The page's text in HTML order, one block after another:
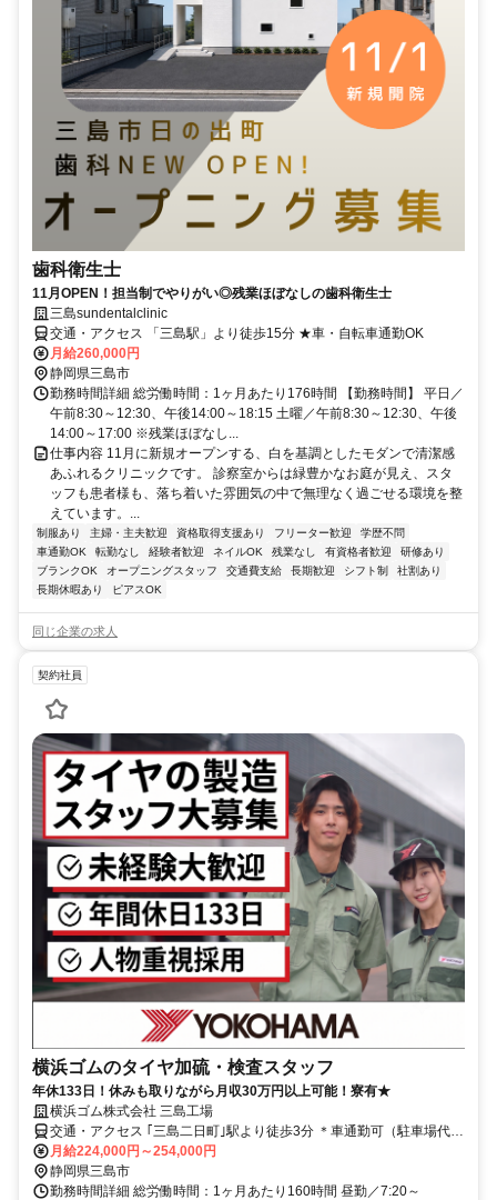
歯科衛生士
11月OPEN！担当制でやりがい◎残業ほぼなしの歯科衛生士
三島sundentalclinic
交通・アクセス 「三島駅」より徒歩15分 ★車・自転車通勤OK
月給260,000円
静岡県三島市
勤務時間詳細 総労働時間：1ヶ月あたり176時間 【勤務時間】 平日／
午前8:30～12:30、午後14:00～18:15 土曜／午前8:30～12:30、午後
14:00～17:00 ※残業ほぼなし...
仕事内容 11月に新規オープンする、白を基調としたモダンで清潔感
あふれるクリニックです。 診察室からは緑豊かなお庭が見え、スタ
ッフも患者様も、落ち着いた雰囲気の中で無理なく過ごせる環境を整
えています。...
制服あり 主婦・主夫歓迎 資格取得支援あり フリーター歓迎
学歴不問
車通勤OK
転勤なし 経験者歓迎 ネイルOK 残業なし 有資格者歓迎
研修あり
ブランクOK
オープニングスタッフ 交通費支給 長期歓迎 シフト制
社割あり
長期休暇あり
ピアスOK
同じ企業の求人
契約社員
横浜ゴムのタイヤ加硫・検査スタッフ
年休133日！休みも取りながら月収30万円以上可能！寮有★
横浜ゴム株式会社 三島工場
交通・アクセス ｢三島二日町｣駅より徒歩3分 ＊車通勤可（駐車場代無
料）
月給224,000円～254,000円
静岡県三島市
勤務時間詳細 総労働時間：1ヶ月あたり160時間 昼勤／7:20～